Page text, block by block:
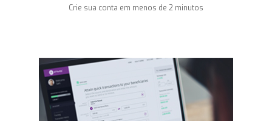
Crie sua conta em menos de 2 minutos